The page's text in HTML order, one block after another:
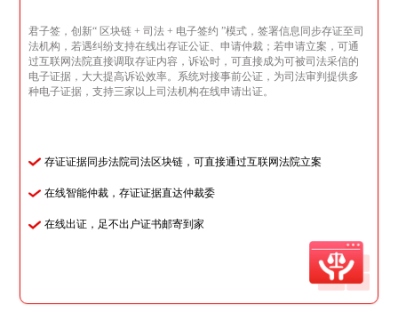
君子签，创新“ 区块链 + 司法 + 电子签约 ”模式，签署信息同步存证至司
法机构，若遇纠纷支持在线出存证公证、申请仲裁；若申请立案，可通
过互联网法院直接调取存证内容，诉讼时，可直接成为可被司法采信的
电子证据，大大提高诉讼效率。系统对接事前公证，为司法审判提供多
种电子证据，支持三家以上司法机构在线申请出证。
存证证据同步法院司法区块链，可直接通过互联网法院立案
在线智能仲裁，存证证据直达仲裁委
在线出证，足不出户证书邮寄到家